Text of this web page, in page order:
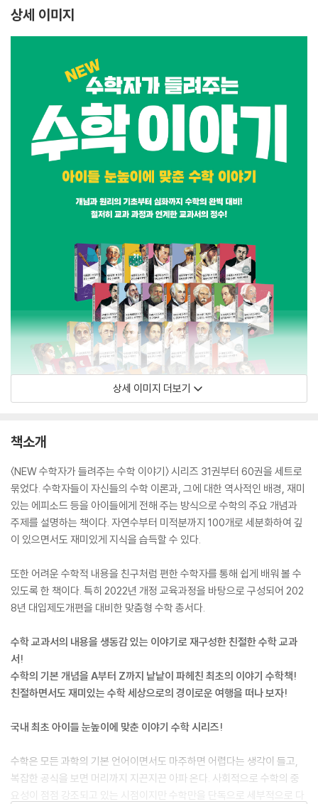
상세 이미지
상세 이미지 더보기
책소개
〈NEW 수학자가 들려주는 수학 이야기〉 시리즈 31권부터 60권을 세트로
묶었다. 수학자들이 자신들의 수학 이론과, 그에 대한 역사적인 배경, 재미
있는 에피소드 등을 아이들에게 전해 주는 방식으로 수학의 주요 개념과
주제를 설명하는 책이다. 자연수부터 미적분까지 100개로 세분화하여 깊
이 있으면서도 재미있게 지식을 습득할 수 있다.
또한 어려운 수학적 내용을 친구처럼 편한 수학자를 통해 쉽게 배워 볼 수
있도록 한 책이다. 특히 2022년 개정 교육과정을 바탕으로 구성되어 202
8년 대입제도개편을 대비한 맞춤형 수학 총서다.
수학 교과서의 내용을 생동감 있는 이야기로 재구성한 친절한 수학 교과
서!
수학의 기본 개념을 A부터 Z까지 낱낱이 파헤친 최초의 이야기 수학책!
친절하면서도 재미있는 수학 세상으로의 경이로운 여행을 떠나 보자!
국내 최초 아이들 눈높이에 맞춘 이야기 수학 시리즈!
수학은 모든 과학의 기본 언어이면서도 마주하면 어렵다는 생각이 들고,
복잡한 공식을 보면 머리까지 지끈지끈 아파 온다. 사회적으로 수학의 중
요성이 점점 강조되고 있는 시점이지만 수학만을 단독으로 세부적으로 다